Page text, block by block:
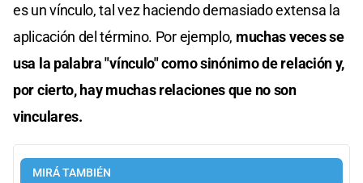
es un vínculo, tal vez haciendo demasiado extensa la
aplicación del término. Por ejemplo, muchas veces se
usa la palabra "vínculo" como sinónimo de relación y,
por cierto, hay muchas relaciones que no son
vinculares.
MIRÁ TAMBIÉN